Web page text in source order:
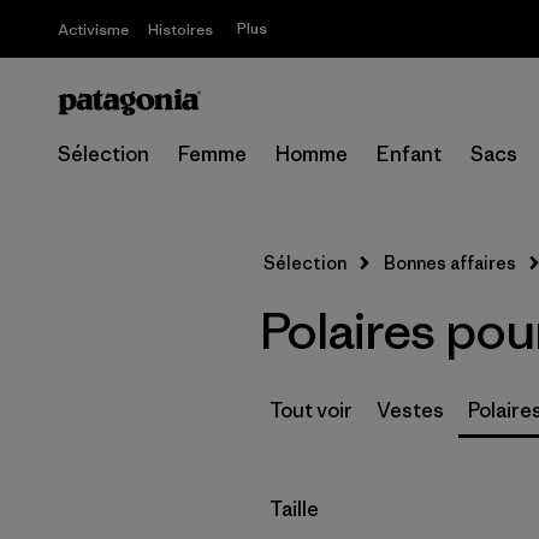
Activisme Histoires Plus
Sélection Femme Homme Enfant Sacs
Sélection Bonnes affaires
Polaires
Tout voir Vestes
Filtrer par
Taille